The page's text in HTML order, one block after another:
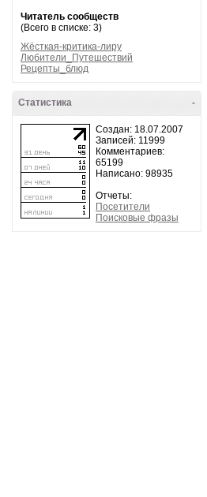
Читатель сообществ
(Всего в списке: 3)
Жёсткая-критика-лиру
Любители_Путешествий
Рецепты_блюд
-
Статистика
Создан: 18.07.2007
Записей: 11999
Комментариев:
65199
Написано: 98935
Отчеты:
Посетители
Поисковые фразы